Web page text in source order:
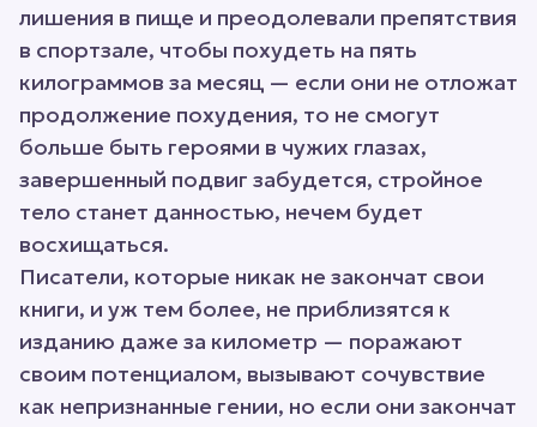
лишения в пище и преодолевали препятствия
в спортзале, чтобы похудеть на пять
килограммов за месяц — если они не отложат
продолжение похудения, то не смогут
больше быть героями в чужих глазах,
завершенный подвиг забудется, стройное
тело станет данностью, нечем будет
восхищаться.
Писатели, которые никак не закончат свои
книги, и уж тем более, не приблизятся к
изданию даже за километр — поражают
своим потенциалом, вызывают сочувствие
как непризнанные гении, но если они закончат